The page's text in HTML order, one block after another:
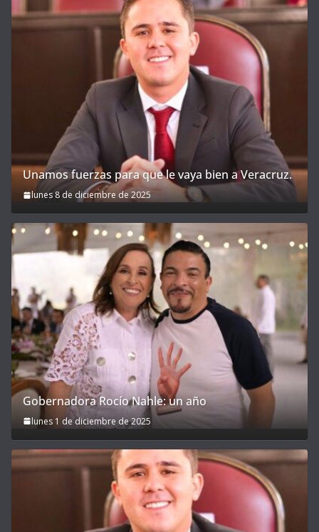
Unamos fuerzas para que le vaya bien a Veracruz.
lunes 8 de diciembre de 2025
Gobernadora Rocío Nahle: un año
lunes 1 de diciembre de 2025